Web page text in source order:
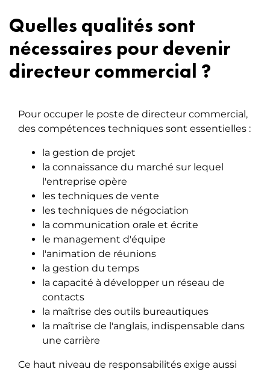
Quelles qualités sont
nécessaires pour devenir
directeur commercial ?
Pour occuper le poste de directeur commercial,
des compétences techniques sont essentielles :
la gestion de projet
la connaissance du marché sur lequel
l'entreprise opère
les techniques de vente
les techniques de négociation
la communication orale et écrite
le management d'équipe
l'animation de réunions
la gestion du temps
la capacité à développer un réseau de
contacts
la maîtrise des outils bureautiques
la maîtrise de l'anglais, indispensable dans
une carrière
Ce haut niveau de responsabilités exige aussi